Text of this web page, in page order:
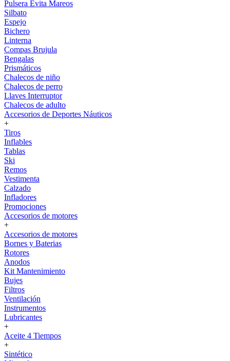
Pulsera Evita Mareos
Silbato
Espejo
Bichero
Linterna
Compas Brujula
Bengalas
Prismáticos
Chalecos de niño
Chalecos de perro
Llaves Interruptor
Chalecos de adulto
Accesorios de Deportes Náuticos
+
Tiros
Inflables
Tablas
Ski
Remos
Vestimenta
Calzado
Infladores
Promociones
Accesorios de motores
+
Accesorios de motores
Bornes y Baterias
Rotores
Anodos
Kit Mantenimiento
Bujes
Filtros
Ventilación
Instrumentos
Lubricantes
+
Aceite 4 Tiempos
+
Sintético